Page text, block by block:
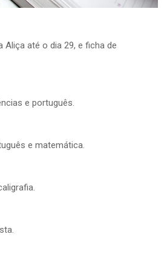
Aliça até o dia 29, e ficha de
e português.
e matemática.